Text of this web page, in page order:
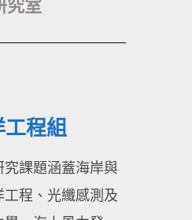
究室
工程組
課題涵蓋海岸與
程、光纖感測及